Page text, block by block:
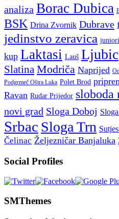
analiza Borac Dubica
BSK Drina Zvornik Dubrave
jedinstvo zeravica juniori
kup Laktasi Lauš Ljubic
Slatina Modriča Naprijed
Podgrmeč Oštra Luka Polet Brod
Ravan Rudar Prijedor sloboda
novi grad Sloga Doboj
Srbac Sloga Trn
Čelinac Željezničar Banjaluka
Social Profiles
SMThemes